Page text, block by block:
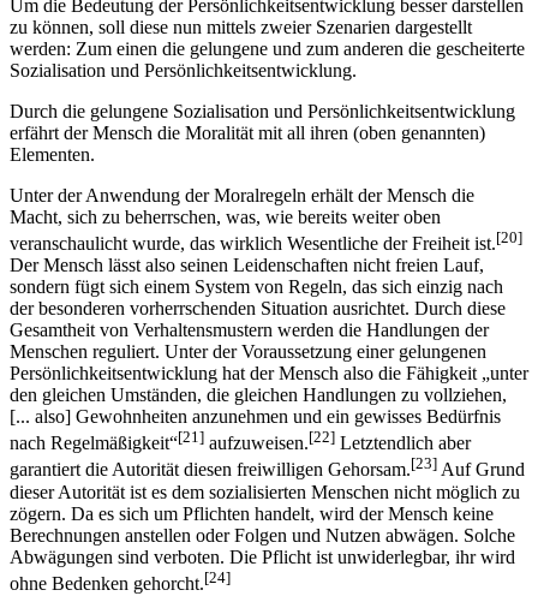
Um die Bedeutung der Persönlichkeitsentwicklung besser darstellen
zu können, soll diese nun mittels zweier Szenarien dargestellt
werden: Zum einen die gelungene und zum anderen die gescheiterte
Sozialisation und Persönlichkeitsentwicklung.
Durch die gelungene Sozialisation und Persönlichkeitsentwicklung
erfährt der Mensch die Moralität mit all ihren (oben genannten)
Elementen.
Unter der Anwendung der Moralregeln erhält der Mensch die
Macht, sich zu beherrschen, was, wie bereits weiter oben
veranschaulicht wurde, das wirklich Wesentliche der Freiheit ist.[20]
Der Mensch lässt also seinen Leidenschaften nicht freien Lauf,
sondern fügt sich einem System von Regeln, das sich einzig nach
der besonderen vorherrschenden Situation ausrichtet. Durch diese
Gesamtheit von Verhaltensmustern werden die Handlungen der
Menschen reguliert. Unter der Voraussetzung einer gelungenen
Persönlichkeitsentwicklung hat der Mensch also die Fähigkeit „unter
den gleichen Umständen, die gleichen Handlungen zu vollziehen,
[... also] Gewohnheiten anzunehmen und ein gewisses Bedürfnis
nach Regelmäßigkeit“[21] aufzuweisen.[22] Letztendlich aber
garantiert die Autorität diesen freiwilligen Gehorsam.[23] Auf Grund
dieser Autorität ist es dem sozialisierten Menschen nicht möglich zu
zögern. Da es sich um Pflichten handelt, wird der Mensch keine
Berechnungen anstellen oder Folgen und Nutzen abwägen. Solche
Abwägungen sind verboten. Die Pflicht ist unwiderlegbar, ihr wird
ohne Bedenken gehorcht.[24]